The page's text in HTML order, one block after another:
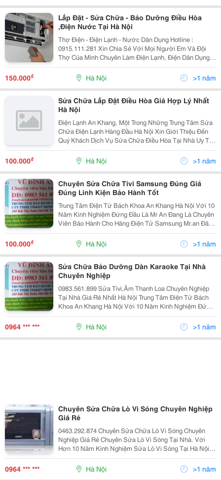
Lắp Đặt - Sửa Chữa - Bảo Dưỡng Điều Hòa
,Điện Nước Tại Hà Nội
Thợ Điện - Điện Lạnh - Nước Dân Dụng Hotline :
0915.111.281 Xin Chia Sẻ Với Mọi Người Em Và Đội
Thợ Của Mình Chuyên Làm Điện Lạnh, Điện Dân Dụng
Đã Hơn 10 Năm Nay Nhưng Cái Khoản Maketing Lại
Hơi Chậm , Hôm Nay Em Mới Đưa Lên Đây Để Phục Vụ
Mọi Người
150.000₫ Hà Nội >1 năm
Sửa Chữa Lắp Đặt Điều Hòa Giá Hợp Lý Nhất
Hà Nội
Điện Lạnh An Khang, Một Trong Những Trung Tâm Sửa
Chữa Điện Lạnh Hàng Đầu Hà Nội Xin Giới Thiệu Đến
Quý Khách Dịch Vụ Sửa Chữa Điều Hòa Tại Nhà Uy Tín
Giá Rẻ Hà Nội. Điện Lạnh An Khang Với Gần 20 Năm
Ra Đời Và Phát Triển Vững Mạnh Cho Đến Ngày Nay. T
100.000₫ Hà Nội >1 năm
Chuyên Sửa Chữa Tivi Samsung Đúng Giá
Đúng Linh Kiện Bảo Hành Tốt
Trung Tâm Điện Tử Bách Khoa An Khang Hà Nội Với 10
Năm Kinh Nghiệm Đứng Đầu Là Mr An Đang Là Chuyên
Viên Bảo Hành Cho Hãng Điện Tử Samsung Mr.an Đã
Mở Trung Tâm Điện Tử: Nhận Sửa Chữa Chuyên
Nghiệp Với Đội Ngũ Kỹ Thuật Viên Có Kinh Nghiệm
Nhiều Năm,G
100.000₫ Hà Nội >1 năm
Sửa Chữa Bảo Dưỡng Dàn Karaoke Tại Nhà
Chuyên Nghiệp
0983.561.899 Sửa Tivi,Âm Thanh Loa Chuyên Nghiệp
Tại Nhà Giá Rẻ Nhất Hà Nội Trung Tâm Điện Tử Bách
Khoa An Khang Hà Nội Với 10 Năm Kinh Nghiệm Đứng
Đầu Là Mr An Đang Là Chuyên Viên Bảo Hành Cho Hãng
Điện Tử Samsung Mr.an Đã Mở Trung Tâm Điện Tử:
0964 *** *** Hà Nội >1 năm
Chuyên Sửa Chữa Lò Vi Sóng Chuyên Nghiệp
Giá Rẻ
0463.292.874 Chuyên Sửa Chữa Lò Vi Sóng Chuyên
Nghiệp Giá Rẻ Chuyên Sửa Lò Vi Sóng Tại Nhà. Với
Hơn 10 Năm Kinh Nghiệm Sửa Lò Vi Sóng Tại Hà Nội ,
Cùng Với Đội Ngũ Kỹ Sư Chuyên Nghiệp, Trình Độ Tay
Nghề Cao, Chúng Tôi Có Thể Đáp Ứng Mọ
0964 *** *** Hà Nội >1 năm